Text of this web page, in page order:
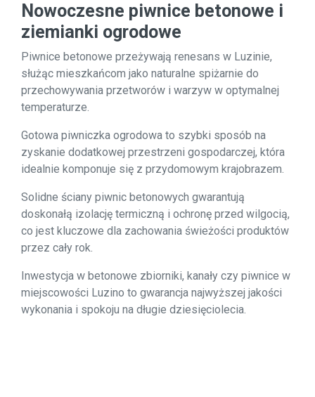
Nowoczesne piwnice betonowe i
ziemianki ogrodowe
Piwnice betonowe przeżywają renesans w Luzinie,
służąc mieszkańcom jako naturalne spiżarnie do
przechowywania przetworów i warzyw w optymalnej
temperaturze.
Gotowa piwniczka ogrodowa to szybki sposób na
zyskanie dodatkowej przestrzeni gospodarczej, która
idealnie komponuje się z przydomowym krajobrazem.
Solidne ściany piwnic betonowych gwarantują
doskonałą izolację termiczną i ochronę przed wilgocią,
co jest kluczowe dla zachowania świeżości produktów
przez cały rok.
Inwestycja w betonowe zbiorniki, kanały czy piwnice w
miejscowości Luzino to gwarancja najwyższej jakości
wykonania i spokoju na długie dziesięciolecia.